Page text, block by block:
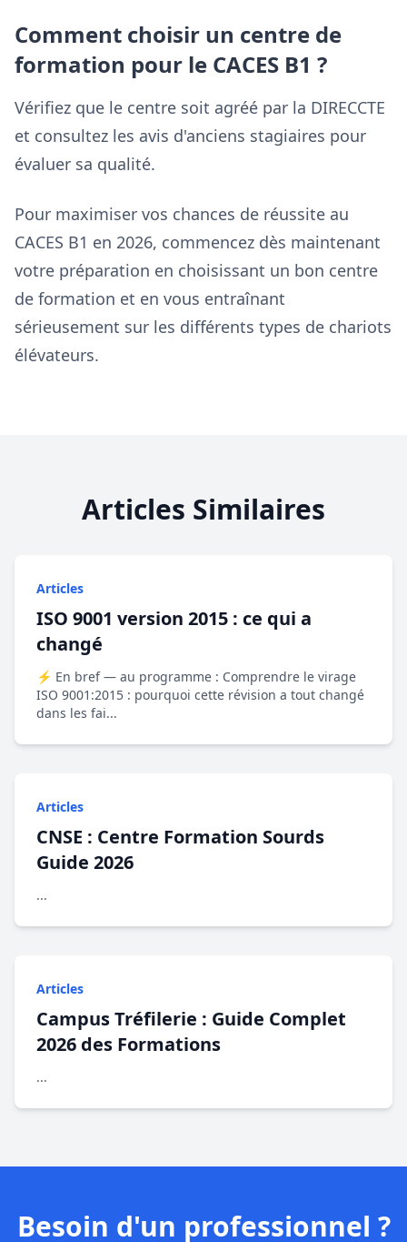
Comment choisir un centre de
formation pour le CACES B1 ?
Vérifiez que le centre soit agréé par la DIRECCTE
et consultez les avis d'anciens stagiaires pour
évaluer sa qualité.
Pour maximiser vos chances de réussite au
CACES B1 en 2026, commencez dès maintenant
votre préparation en choisissant un bon centre
de formation et en vous entraînant
sérieusement sur les différents types de chariots
élévateurs.
Articles Similaires
Articles
ISO 9001 version 2015 : ce qui a
changé
⚡ En bref — au programme : Comprendre le virage
ISO 9001:2015 : pourquoi cette révision a tout changé
dans les fai...
Articles
CNSE : Centre Formation Sourds
Guide 2026
...
Articles
Campus Tréfilerie : Guide Complet
2026 des Formations
...
Besoin d'un professionnel ?